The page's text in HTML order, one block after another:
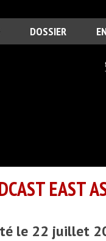
DOSSIER
EAST
le 22 juillet